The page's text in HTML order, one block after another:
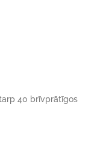
40 brīvprātīgos